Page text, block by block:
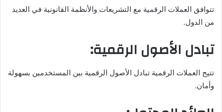
تتوافق العملات الرقمية مع التشريعات والأنظمة القانونية في العديد
من الدول.
تبادل الأصول الرقمية:
تتيح العملات الرقمية تبادل الأصول الرقمية بين المستخدمين بسهولة
وأمان.